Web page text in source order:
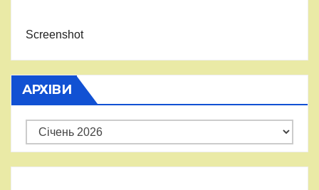
Screenshot
АРХІВИ
Архіви